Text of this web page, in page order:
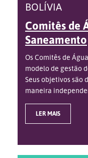
BOLÍVIA
Comitês de
Saneamento
Os Comitês de
modelo de gestão
Seus objetivos são
maneira
LER MAIS